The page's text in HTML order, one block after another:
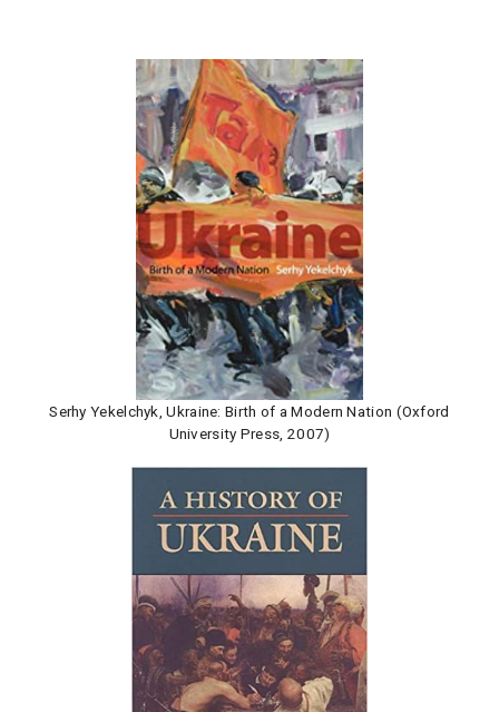
Serhy Yekelchyk, Ukraine: Birth of a Modern Nation (Oxford
University Press, 2007)